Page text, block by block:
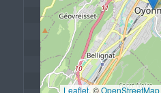
Leaflet, © OpenStreetMap